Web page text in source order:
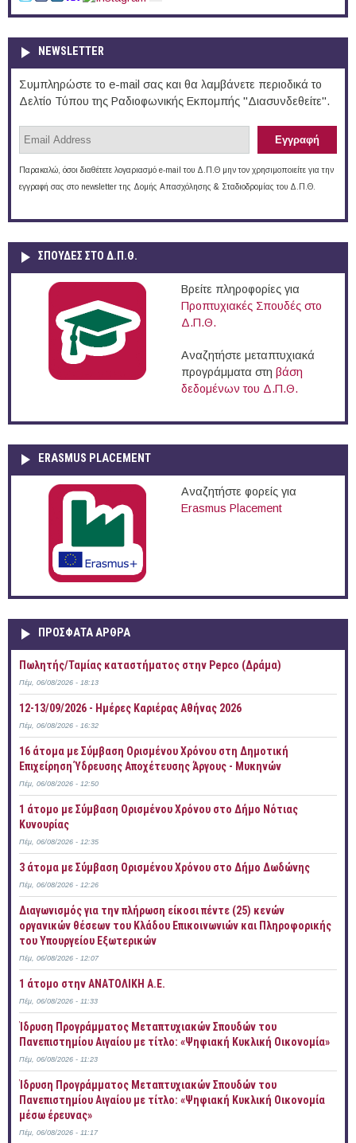
NEWSLETTER
Συμπληρώστε το e-mail σας και θα λαμβάνετε περιοδικά το
Δελτίο Τύπου της Ραδιοφωνικής Εκπομπής "Διασυνδεθείτε".
Παρακαλώ, όσοι διαθέτετε λογαριασμό e-mail του Δ.Π.Θ μην τον χρησιμοποιείτε για την
εγγραφή σας στο newsletter της Δομής Απασχόλησης & Σταδιοδρομίας του Δ.Π.Θ.
ΣΠΟΥΔΈΣ ΣΤΟ Δ.Π.Θ.
Βρείτε πληροφορίες για
Προπτυχιακές Σπουδές στο
Δ.Π.Θ.
Αναζητήστε μεταπτυχιακά
προγράμματα στη βάση
δεδομένων του Δ.Π.Θ.
ERASMUS PLACEMENT
Αναζητήστε φορείς για
Erasmus Placement
ΠΡOΣΦΑΤΑ AΡΘΡΑ
Πωλητής/Ταμίας καταστήματος στην Pepco (Δράμα)
Πέμ, 06/08/2026 - 18:13
12-13/09/2026 - Ημέρες Καριέρας Αθήνας 2026
Πέμ, 06/08/2026 - 16:32
16 άτομα με Σύμβαση Ορισμένου Χρόνου στη Δημοτική
Επιχείρηση Ύδρευσης Αποχέτευσης Άργους - Μυκηνών
Πέμ, 06/08/2026 - 12:50
1 άτομο με Σύμβαση Ορισμένου Χρόνου στο Δήμο Νότιας
Κυνουρίας
Πέμ, 06/08/2026 - 12:35
3 άτομα με Σύμβαση Ορισμένου Χρόνου στο Δήμο Δωδώνης
Πέμ, 06/08/2026 - 12:26
Διαγωνισμός για την πλήρωση είκοσι πέντε (25) κενών
οργανικών θέσεων του Κλάδου Επικοινωνιών και Πληροφορικής
του Υπουργείου Εξωτερικών
Πέμ, 06/08/2026 - 12:07
1 άτομο στην ΑΝΑΤΟΛΙΚΗ Α.Ε.
Πέμ, 06/08/2026 - 11:33
Ίδρυση Προγράμματος Μεταπτυχιακών Σπουδών του
Πανεπιστημίου Αιγαίου με τίτλο: «Ψηφιακή Κυκλική Οικονομία»
Πέμ, 06/08/2026 - 11:23
Ίδρυση Προγράμματος Μεταπτυχιακών Σπουδών του
Πανεπιστημίου Αιγαίου με τίτλο: «Ψηφιακή Κυκλική Οικονομία
μέσω έρευνας»
Πέμ, 06/08/2026 - 11:17